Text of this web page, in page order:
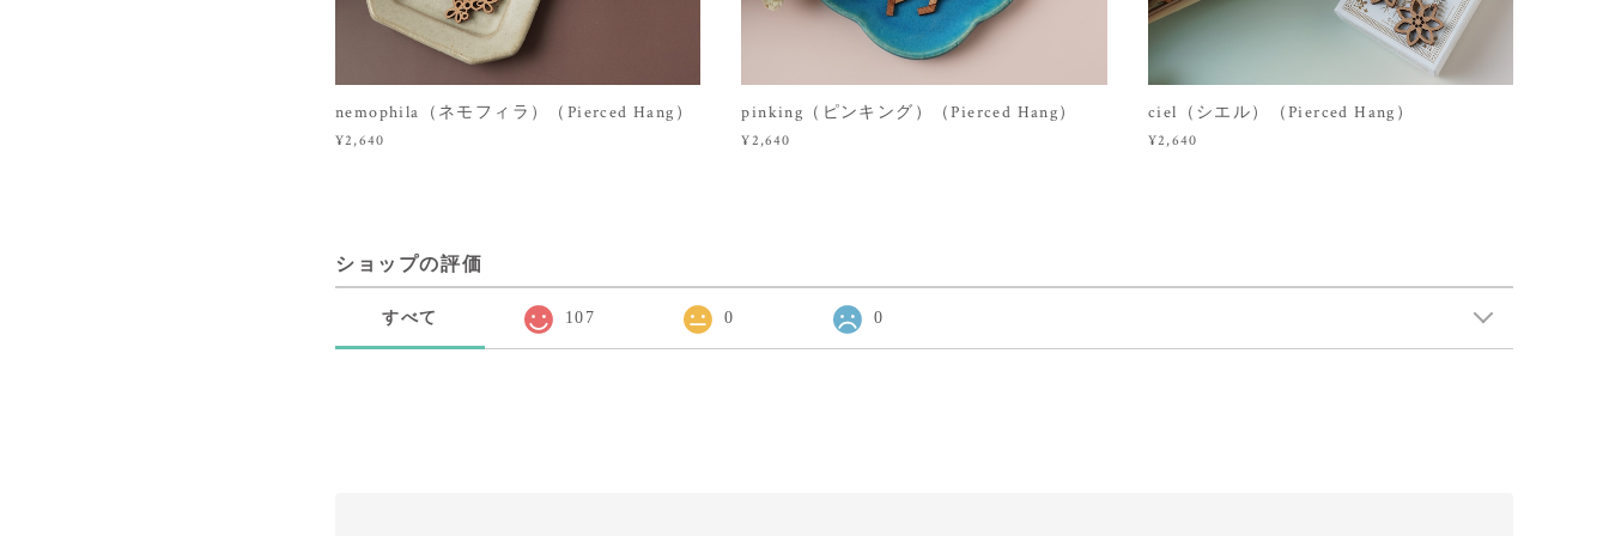
nemophila（ネモフィラ）（Pierced Hang）
¥2,640
pinking（ピンキング）（Pierced Hang）
¥2,640
ciel（シエル）（Pierced Hang）
¥2,640
ショップの評価
すべて 107 0 0